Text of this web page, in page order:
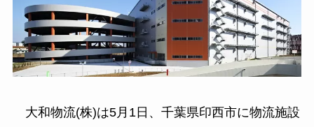
大和物流(株)は5月1日、千葉県印西市に物流施設